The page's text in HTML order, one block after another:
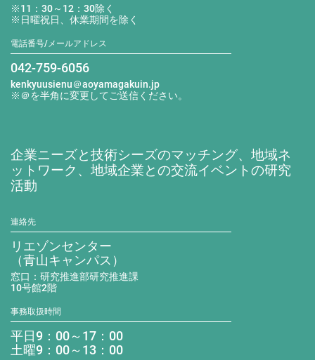
※11：30～12：30除く
※日曜祝日、休業期間を除く
電話番号/メールアドレス
042-759-6056
kenkyuusienu＠aoyamagakuin.jp
※＠を半角に変更してご送信ください。
企業ニーズと技術シーズのマッチング、地域ネ
ットワーク、地域企業との交流イベントの研究
活動
連絡先
リエゾンセンター
（青山キャンパス）
窓口：研究推進部研究推進課
10号館2階
事務取扱時間
平日9：00～17：00
土曜9：00～13：00